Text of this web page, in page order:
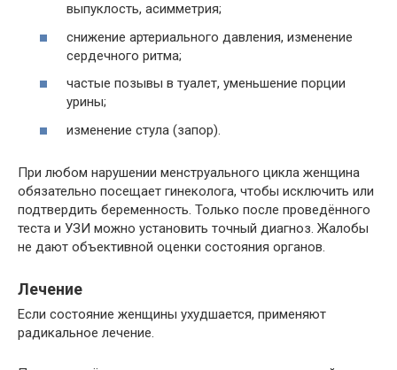
выпуклость, асимметрия;
снижение артериального давления, изменение
сердечного ритма;
частые позывы в туалет, уменьшение порции
урины;
изменение стула (запор).
При любом нарушении менструального цикла женщина
обязательно посещает гинеколога, чтобы исключить или
подтвердить беременность. Только после проведённого
теста и УЗИ можно установить точный диагноз. Жалобы
не дают объективной оценки состояния органов.
Лечение
Если состояние женщины ухудшается, применяют
радикальное лечение.